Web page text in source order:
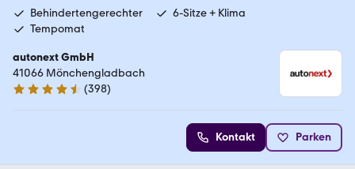
Behindertengerechter
6-Sitze + Klima
Tempomat
autonext GmbH
41066 Mönchengladbach
4.7 Sterne
(398)
Kontakt Parken